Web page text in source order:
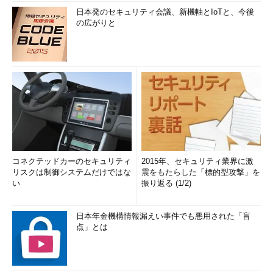
日本発のセキュリティ会議、新機軸とIoTと、今後
の広がりと
コネクテッドカーのセキュリティ
リスクは制御システムだけではな
い
2015年、セキュリティ業界に激
震をもたらした「標的型攻撃」を
振り返る (1/2)
日本年金機構情報漏えい事件でも悪用された「盲
点」とは